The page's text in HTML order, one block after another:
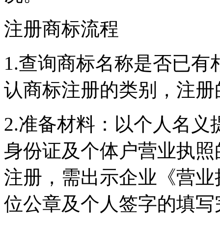
注册商标流程
1.查询商标名称是否已
认商标注册的类别，注
2.准备材料：以个人名
身份证及个体户营业执
注册，需出示企业《营
位公章及个人签字的填